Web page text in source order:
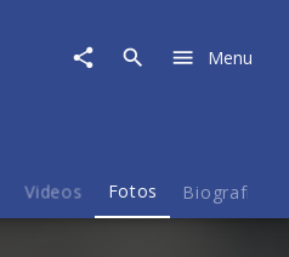
Menu
Videos Fotos Biografie